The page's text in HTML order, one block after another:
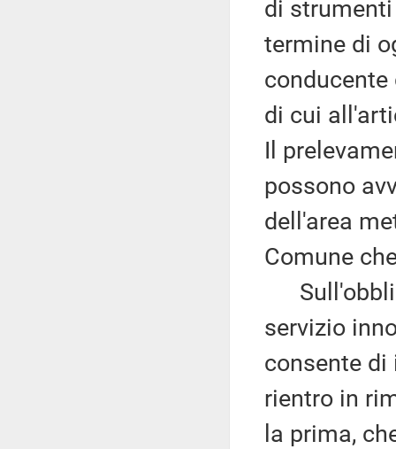
di
termine di
conducente
di cui
Il
possono
dell'area
Comune
servizio
consente di
rientro in
la prima,